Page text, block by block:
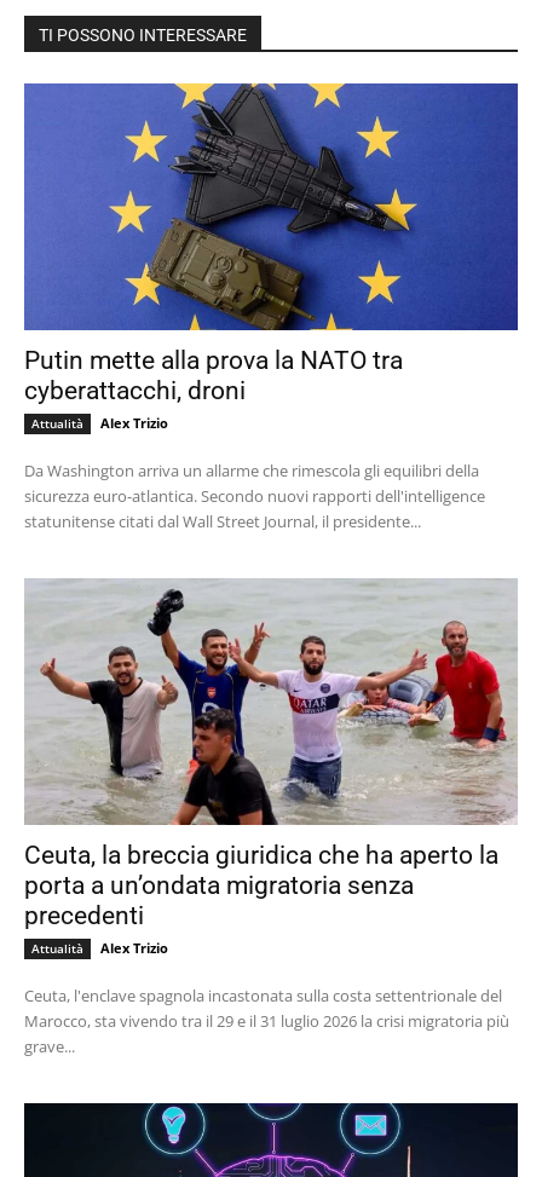
TI POSSONO INTERESSARE
Putin mette alla prova la NATO tra
cyberattacchi, droni
Attualità Alex Trizio
Da Washington arriva un allarme che rimescola gli equilibri della
sicurezza euro-atlantica. Secondo nuovi rapporti dell'intelligence
statunitense citati dal Wall Street Journal, il presidente...
Ceuta, la breccia giuridica che ha aperto la
porta a un’ondata migratoria senza
precedenti
Attualità Alex Trizio
Ceuta, l'enclave spagnola incastonata sulla costa settentrionale del
Marocco, sta vivendo tra il 29 e il 31 luglio 2026 la crisi migratoria più
grave...